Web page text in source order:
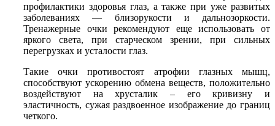
профилактики здоровья глаз, а также при уже развитых
заболеваниях — близорукости и дальнозоркости.
Тренажерные очки рекомендуют еще использовать от
яркого света, при старческом зрении, при сильных
перегрузках и усталости глаз.
Такие очки противостоят атрофии глазных мышц,
способствуют ускорению обмена веществ, положительно
воздействуют на хрусталик – его кривизну и
эластичность, сужая раздвоенное изображение до границ
четкого.